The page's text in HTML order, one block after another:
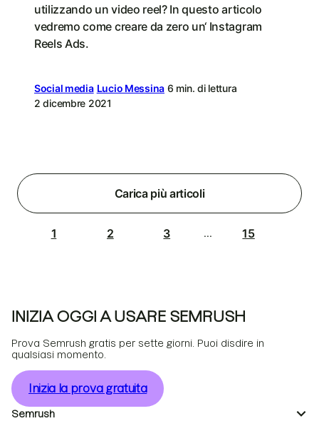
utilizzando un video reel? In questo articolo
vedremo come creare da zero un‘ Instagram
Reels Ads.
Social media Lucio Messina 6 min. di lettura
2 dicembre 2021
Carica più articoli
1 2 3 ... 15
INIZIA OGGI A USARE SEMRUSH
Prova Semrush gratis per sette giorni. Puoi disdire in
qualsiasi momento.
Inizia la prova gratuita
Semrush